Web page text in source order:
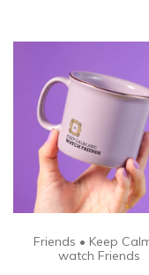
Friends • Keep
watch Friends